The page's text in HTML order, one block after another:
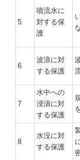
5
噴流水に
対する保
護
6
波浪に対
する保護
7
水中への
浸漬に対
する保護
8
水没に対
する保護